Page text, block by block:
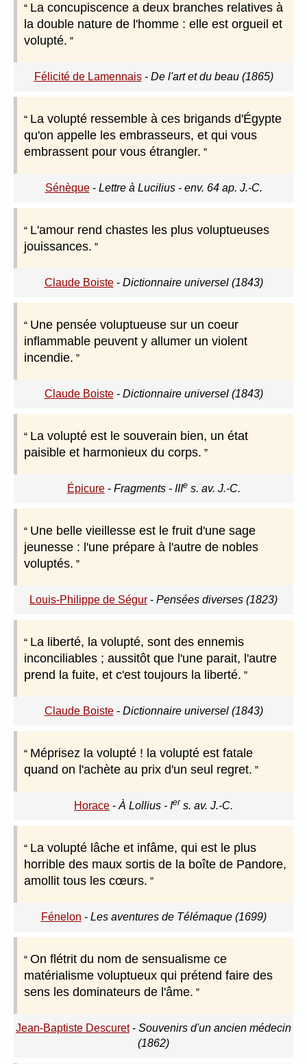
La concupiscence a deux branches relatives à
la double nature de l'homme : elle est orgueil et
volupté.
Félicité de Lamennais- De l'art et du beau (1865)
La volupté ressemble à ces brigands d'Égypte
qu'on appelle les embrasseurs, et qui vous
embrassent pour vous étrangler.
Sénèque- Lettre à Lucilius - env. 64 ap. J.-C.
L'amour rend chastes les plus voluptueuses
jouissances.
Claude Boiste- Dictionnaire universel (1843)
Une pensée voluptueuse sur un coeur
inflammable peuvent y allumer un violent
incendie.
Claude Boiste- Dictionnaire universel (1843)
La volupté est le souverain bien, un état
paisible et harmonieux du corps.
Épicure- Fragments - IIIes. av. J.-C.
Une belle vieillesse est le fruit d'une sage
jeunesse : l'une prépare à l'autre de nobles
voluptés.
Louis-Philippe de Ségur - Pensées diverses (1823)
La liberté, la volupté, sont des ennemis
inconciliables ; aussitôt que l'une parait, l'autre
prend la fuite, et c'est toujours la liberté.
Claude Boiste- Dictionnaire universel (1843)
Méprisez la volupté ! la volupté est fatale
quand on l'achète au prix d'un seul regret.
Horace - À Lollius - Ier s. av. J.-C.
La volupté lâche et infâme, qui est le plus
horrible des maux sortis de la boîte de Pandore,
amollit tous les cœurs.
Fénelon - Les aventures de Télémaque (1699)
On flétrit du nom de sensualisme ce
matérialisme voluptueux qui prétend faire des
sens les dominateurs de l'âme.
Jean-Baptiste Descuret- Souvenirs d'un ancien médecin
(1862)